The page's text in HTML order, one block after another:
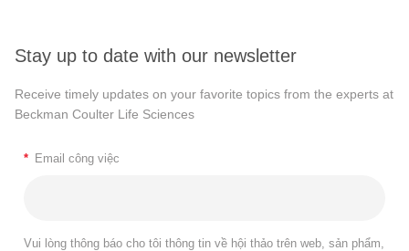
Stay up to date with our newsletter
Receive timely updates on your favorite topics from the experts at
Beckman Coulter Life Sciences
* Email công việc
Vui lòng thông báo cho tôi thông tin về hội thảo trên web, sản phẩm,